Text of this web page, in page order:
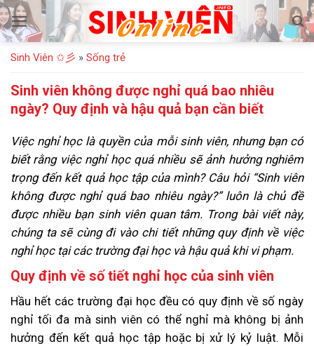
Bỏ
qua
nội
dung
Sinh Viên ✩彡 » Sống trẻ
Sinh viên không được nghỉ quá bao nhiêu
ngày? Quy định và hậu quả bạn cần biết
Việc nghỉ học là quyền của mỗi sinh viên, nhưng bạn có
biết rằng việc nghỉ học quá nhiều sẽ ảnh hưởng nghiêm
trọng đến kết quả học tập của mình? Câu hỏi “Sinh viên
không được nghỉ quá bao nhiêu ngày?” luôn là chủ đề
được nhiều bạn sinh viên quan tâm. Trong bài viết này,
chúng ta sẽ cùng đi vào chi tiết những quy định về việc
nghỉ học tại các trường đại học và hậu quả khi vi phạm.
Quy định về số tiết nghỉ học của sinh viên
Hầu hết các trường đại học đều có quy định về số ngày
nghỉ tối đa mà sinh viên có thể nghỉ mà không bị ảnh
hưởng đến kết quả học tập hoặc bị xử lý kỷ luật. Mỗi